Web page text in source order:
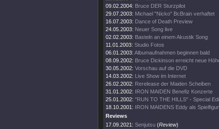
09.02.2004: Bruce DER Sturzpilot
29.07.2003: Michael "Nicko" BcBrain verhaftet
16.07.2003: Dance of Death Preview
24.05.2003: Neuer Song live
02.02.2003: Basteln an einem Akustik Song
11.01.2003: Studio Fotos
06.01.2003: Albumaufnahmen beginnen bald
08.09.2002: Bruce Dickinson erreicht neue
30.05.2002: Vorschau auf die DVD
14.03.2002: Live Show im Internet
26.02.2002: Rerelease der Maiden Scheiben
31.01.2002: IRON MAIDEN Benefiz Konzerte
25.01.2002: "RUN TO THE HILLS" - Special
18.10.2001: IRON MAIDENS Eddy als Spielfigur
Reviews
17.09.2021: Senjutsu (Review)